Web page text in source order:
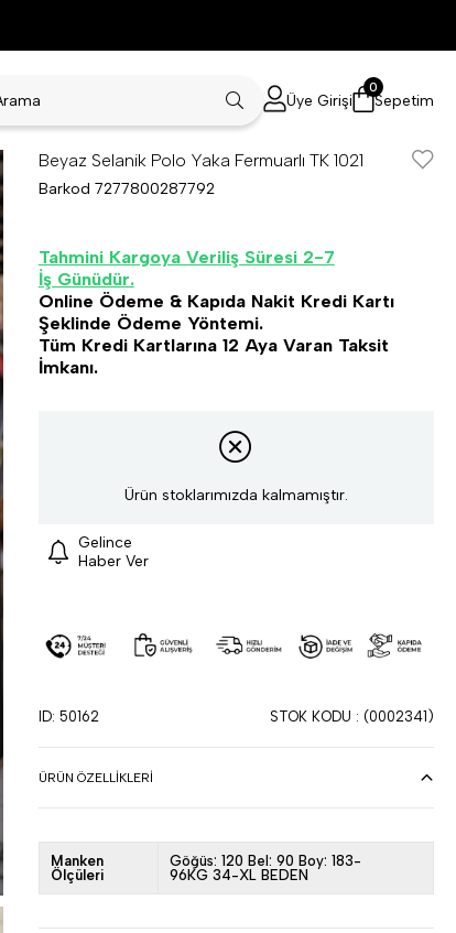
Üye Girişi Sepetim
0
Beyaz Selanik Polo Yaka Fermuarlı TK 1021
Barkod 7277800287792
Tahmini Kargoya Veriliş Süresi 2-7
İş Günüdür.
Online Ödeme & Kapıda Nakit Kredi Kartı
Şeklinde Ödeme Yöntemi.
Tüm Kredi Kartlarına 12 Aya Varan Taksit
İmkanı.
Ürün stoklarımızda kalmamıştır.
Gelince
Haber Ver
ID: 50162 STOK KODU (0002341)
ÜRÜN ÖZELLIKLERI
Manken
Ölçüleri
Göğüs: 120 Bel: 90 Boy: 183-
96KG 34-XL BEDEN